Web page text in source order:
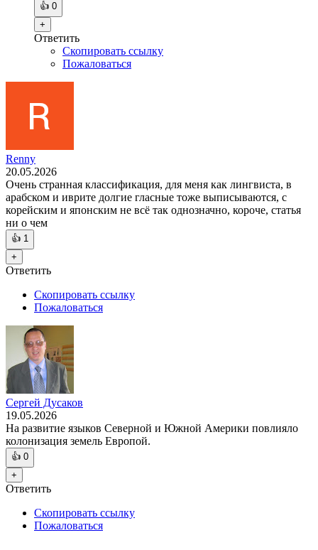
👍 0
+
Ответить
Скопировать ссылку
Пожаловаться
Renny
20.05.2026
Очень странная классификация, для меня как лингвиста, в
арабском и иврите долгие гласные тоже выписываются, с
корейским и японским не всё так однозначно, короче, статья
ни о чем
👍 1
+
Ответить
Скопировать ссылку
Пожаловаться
Сергей Дусаков
19.05.2026
На развитие языков Северной и Южной Америки повлияло
колонизация земель Европой.
👍 0
+
Ответить
Скопировать ссылку
Пожаловаться